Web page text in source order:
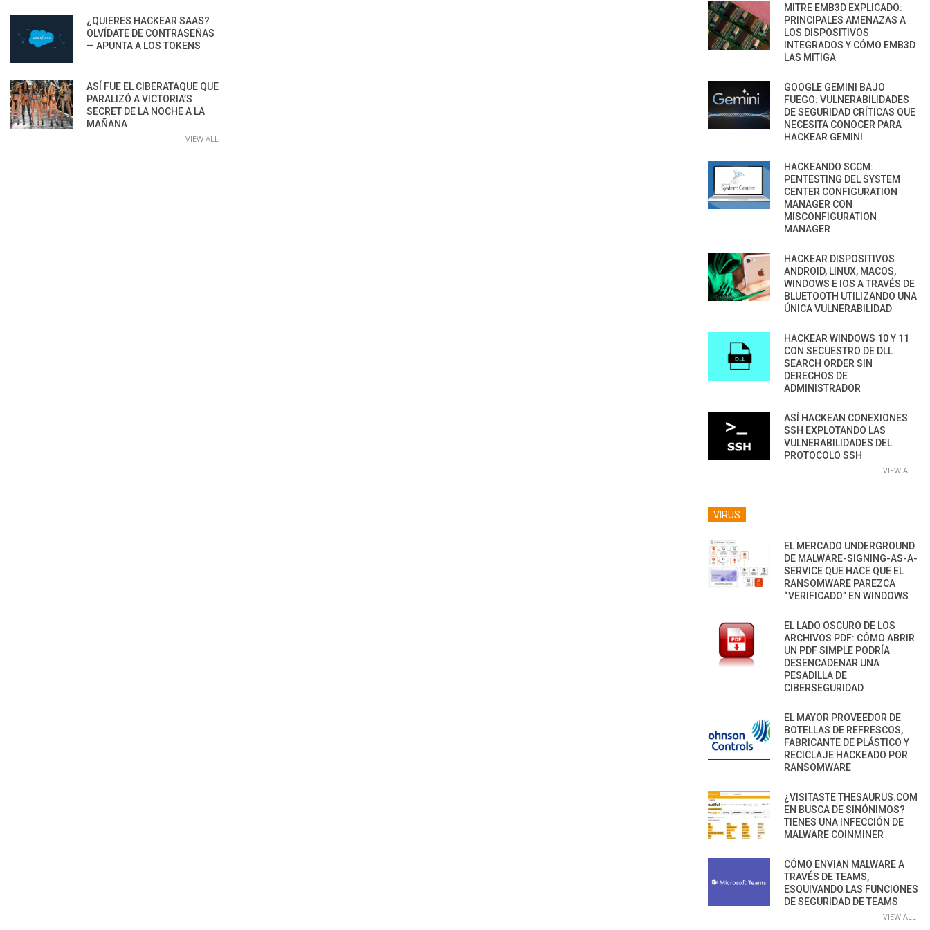
¿QUIERES HACKEAR SAAS?
OLVÍDATE DE CONTRASEÑAS
— APUNTA A LOS TOKENS
ASÍ FUE EL CIBERATAQUE QUE
PARALIZÓ A VICTORIA’S
SECRET DE LA NOCHE A LA
MAÑANA
VIEW ALL
MITRE EMB3D EXPLICADO:
PRINCIPALES AMENAZAS A
LOS DISPOSITIVOS
INTEGRADOS Y CÓMO EMB3D
LAS MITIGA
GOOGLE GEMINI BAJO
FUEGO: VULNERABILIDADES
DE SEGURIDAD CRÍTICAS QUE
NECESITA CONOCER PARA
HACKEAR GEMINI
HACKEANDO SCCM:
PENTESTING DEL SYSTEM
CENTER CONFIGURATION
MANAGER CON
MISCONFIGURATION
MANAGER
HACKEAR DISPOSITIVOS
ANDROID, LINUX, MACOS,
WINDOWS E IOS A TRAVÉS DE
BLUETOOTH UTILIZANDO UNA
ÚNICA VULNERABILIDAD
HACKEAR WINDOWS 10 Y 11
CON SECUESTRO DE DLL
SEARCH ORDER SIN
DERECHOS DE
ADMINISTRADOR
ASÍ HACKEAN CONEXIONES
SSH EXPLOTANDO LAS
VULNERABILIDADES DEL
PROTOCOLO SSH
VIEW ALL
VIRUS
EL MERCADO UNDERGROUND
DE MALWARE-SIGNING-AS-A-
SERVICE QUE HACE QUE EL
RANSOMWARE PAREZCA
“VERIFICADO” EN WINDOWS
EL LADO OSCURO DE LOS
ARCHIVOS PDF: CÓMO ABRIR
UN PDF SIMPLE PODRÍA
DESENCADENAR UNA
PESADILLA DE
CIBERSEGURIDAD
EL MAYOR PROVEEDOR DE
BOTELLAS DE REFRESCOS,
FABRICANTE DE PLÁSTICO Y
RECICLAJE HACKEADO POR
RANSOMWARE
¿VISITASTE THESAURUS.COM
EN BUSCA DE SINÓNIMOS?
TIENES UNA INFECCIÓN DE
MALWARE COINMINER
CÓMO ENVIAN MALWARE A
TRAVÉS DE TEAMS,
ESQUIVANDO LAS FUNCIONES
DE SEGURIDAD DE TEAMS
VIEW ALL